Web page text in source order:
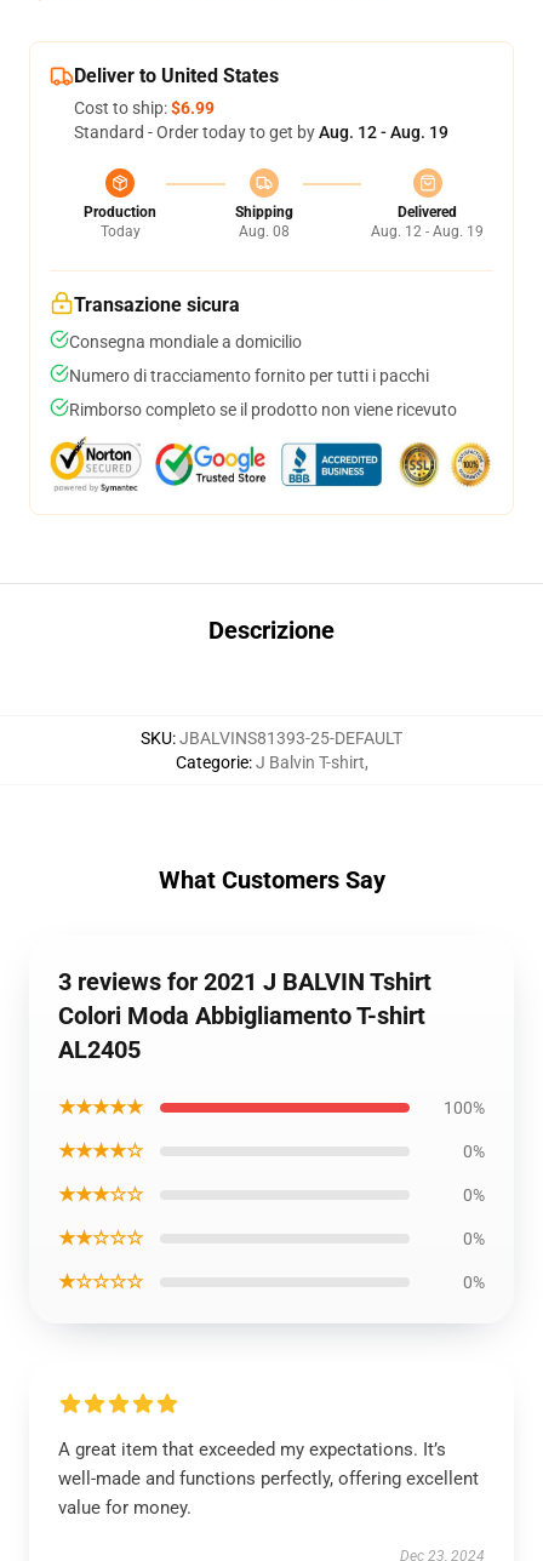
Deliver to United States
Cost to ship:$6.99
Standard - Order today to get byAug. 12 - Aug. 19
Production
Today
Shipping
Aug. 08
Delivered
Aug. 12 - Aug. 19
Transazione sicura
Consegna mondiale a domicilio
Numero di tracciamento fornito per tutti i pacchi
Rimborso completo se il prodotto non viene ricevuto
Descrizione
SKU:JBALVINS81393-25-DEFAULT
Categorie:J Balvin T-shirt,
What Customers Say
3 reviews for 2021 J BALVIN Tshirt
Colori Moda Abbigliamento T-shirt
AL2405
★★★★★ 100%
★★★★☆ 0%
★★★☆☆ 0%
★★☆☆☆ 0%
★☆☆☆☆ 0%
A great item that exceeded my expectations. It’s
well-made and functions perfectly, offering excellent
value for money.
Dec 23, 2024